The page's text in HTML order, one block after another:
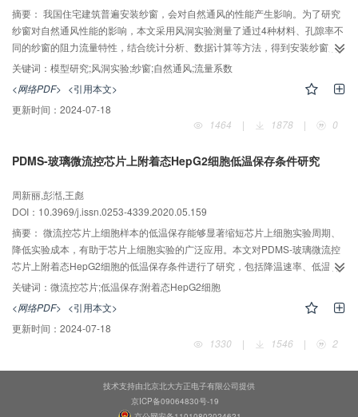
摘要： 我国住宅建筑普遍安装纱窗，会对自然通风的性能产生影响。为了研究
纱窗对自然通风性能的影响，本文采用风洞实验测量了通过4种材料、孔隙率不
同的纱窗的阻力流量特性，结合统计分析、数据计算等方法，得到安装纱窗后
对于流量系数的影响并形成了相应的模型，通过实地测量验证了新模型的准确
率在80%以上。研究结果表明，通过纱窗的流量系数与纱窗的孔隙率、厚度以
及来流风速均相关，孔隙率越大，厚度越小，来流风速越大，则通过纱窗的流
量系数越大。将新模型与文献中已有模型进行对比，发现新模型准确率提升了
约34%，且采用新模型预测自然通风风速结果更加稳定。
关键词： 模型研究;风洞实验;纱窗;自然通风;流量系数
<网络PDF> <引用本文>
更新时间： 2024-07-18
1464
| 1878 | 0
PDMS-玻璃微流控芯片上附着态HepG2细胞低温保存条件研究
周新丽,彭湉,王彪
DOI：10.3969/j.issn.0253-4339.2020.05.159
摘要： 微流控芯片上细胞样本的低温保存能够显著缩短芯片上细胞实验周期、
降低实验成本，有助于芯片上细胞实验的广泛应用。本文对PDMS-玻璃微流控
芯片上附着态HepG2细胞的低温保存条件进行了研究，包括降温速率、低温保
护剂、低温存储时间及存储温度，确定了芯片上附着态HepG2细胞的低温保存
方案。结果表明：采用不同的冷却环境、冷却介质，芯片微通道内能够实现
0.36~35.12 ℃/min的降温速率；芯片上附着态HepG2细胞低温保存存在最优降
温速率0.5~1.5 ℃/min；﹣20 ℃或液氮表面上方40 cm处冷却环境与﹣80 ℃冷
却环境组合冻存能够显著提高芯片上冻存7 d的HepG2细胞存活率；体积浓度为
性。经过上述冻存条件优化后，芯片上附着态HepG2细胞冻存7 d活性超过
关键词： 微流控芯片;低温保存;附着态HepG2细胞
<网络PDF> <引用本文>
更新时间： 2024-07-18
1330
| 1546 | 2
技术支持由北京北大方正电子有限公司提供
京ICP备09064830号-19